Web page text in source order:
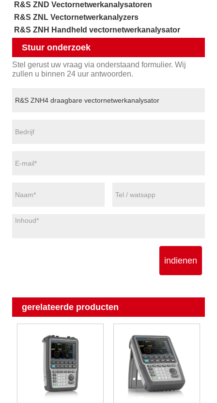
R&S ZND Vectornetwerkanalysatoren
R&S ZNL Vectornetwerkanalyzers
R&S ZNH Handheld vectornetwerkanalysator
Stuur onderzoek
Stel gerust uw vraag via onderstaand formulier. Wij
zullen u binnen 24 uur antwoorden.
indienen
gerelateerde producten